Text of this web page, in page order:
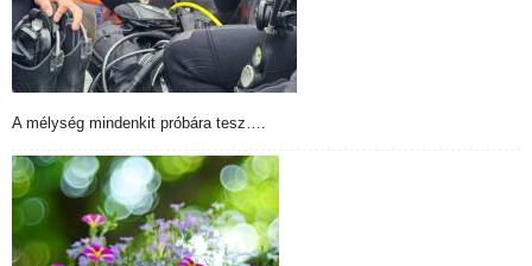
A mélység mindenkit próbára tesz….